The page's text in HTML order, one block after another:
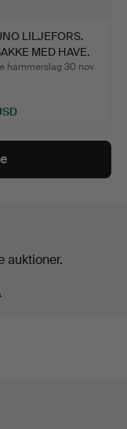
LILJEFORS.
MED HAVE.
hammerslag 30 nov
auktioner.